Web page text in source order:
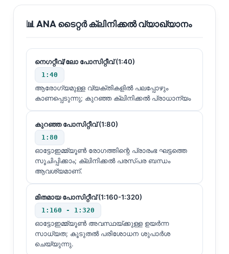
📊 ANA ടൈറ്റർ ക്ലിനിക്കൽ വ്യാഖ്യാനം
നെഗറ്റീവ്/ലോ പോസിറ്റീവ് (1:40)
1:40
ആരോഗ്യമുള്ള വ്യക്തികളിൽ പലപ്പോഴും
കാണപ്പെടുന്നു; കുറഞ്ഞ ക്ലിനിക്കൽ പ്രാധാന്യം
കുറഞ്ഞ പോസിറ്റീവ് (1:80)
1:80
ഓട്ടോഇമ്മ്യൂൺ രോഗത്തിന്റെ പ്രാരംഭ ഘട്ടത്തെ
സൂചിപ്പിക്കാം; ക്ലിനിക്കൽ പരസ്പര ബന്ധം
ആവശ്യമാണ്.
മിതമായ പോസിറ്റീവ് (1:160-1:320)
1:160 - 1:320
ഓട്ടോഇമ്മ്യൂൺ അവസ്ഥയ്ക്കുള്ള ഉയർന്ന
സാധ്യത; കൂടുതൽ പരിശോധന ശുപാർശ
ചെയ്യുന്നു.